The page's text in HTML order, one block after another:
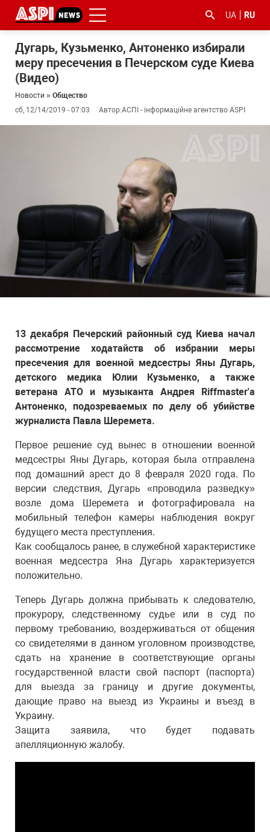
UA RU
Дугарь, Кузьменко, Антоненко избирали
меру пресечения в Печерском суде Киева
(Видео)
Новости » Общество
сб, 12/14/2019 - 07:03
Автор:АСПІ - інформаційне агентство ASPI
13 декабря Печерский районный суд Киева начал
рассмотрение ходатайств об избрании меры
пресечения для военной медсестры Яны Дугарь,
детского медика Юлии Кузьменко, а также
ветерана АТО и музыканта Андрея Riffmaster'а
Антоненко, подозреваемых по делу об убийстве
журналиста Павла Шеремета.
Первое решение суд вынес в отношении военной
медсестры Яны Дугарь, которая была отправлена
под домашний арест до 8 февраля 2020 года. По
версии следствия, Дугарь «проводила разведку»
возле дома Шеремета и фотографировала на
мобильный телефон камеры наблюдения вокруг
будущего места преступления.
Как сообщалось ранее, в служебной характеристике
военная медсестра Яна Дугарь характеризуется
положительно.
Теперь Дугарь должна прибывать к следователю,
прокурору, следственному судье или в суд по
первому требованию, воздерживаться от общения
со свидетелями в данном уголовном производстве,
сдать на хранение в соответствующие органы
государственной власти свой паспорт (паспорта)
для выезда за границу и другие документы,
дающие право на выезд из Украины и въезд в
Украину.
Защита заявила, что будет подавать
апелляционную жалобу.
#коронавірус